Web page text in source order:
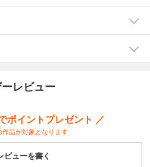
レビュー
ポイントプレゼント ／
作品が対象となります
ビューを書く